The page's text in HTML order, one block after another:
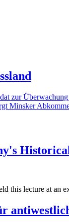
zur
Minsker
this lecture at an